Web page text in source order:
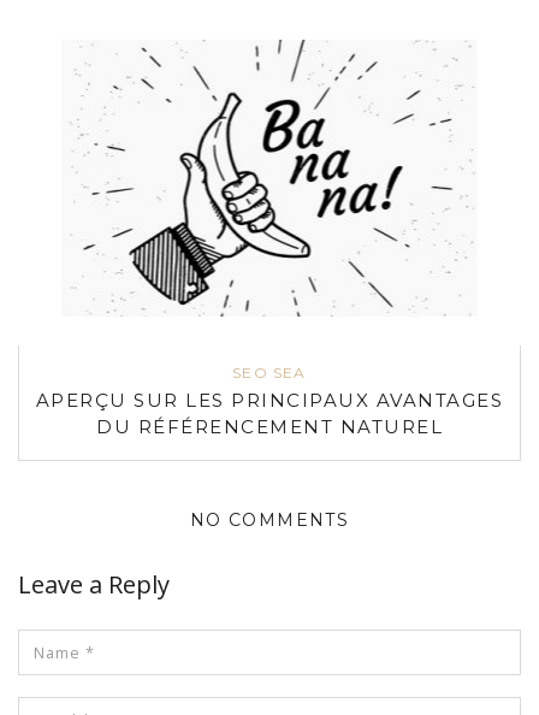
SEO SEA
APERÇU SUR LES PRINCIPAUX AVANTAGES
DU RÉFÉRENCEMENT NATUREL
NO COMMENTS
Leave a Reply